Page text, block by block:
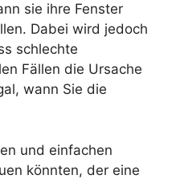
sie ihre Fenster
Dabei wird jedoch
schlechte
Fällen die Ursache
wann Sie die
und einfachen
könnten, der eine